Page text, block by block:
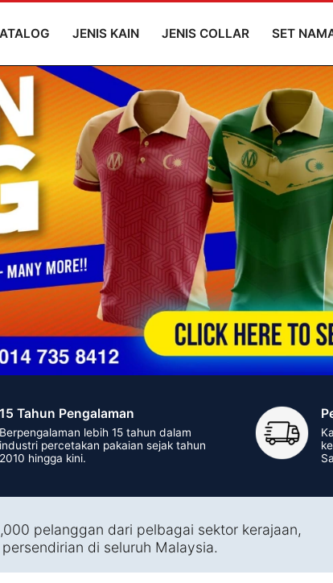
JENIS KAIN JENIS COLLAR SET
15 Tahun Pengalaman
Berpengalaman lebih 15 tahun dalam
industri percetakan pakaian sejak tahun
2010 hingga kini.
pelanggan dari pelbagai sektor kerajaan,
di seluruh Malaysia.